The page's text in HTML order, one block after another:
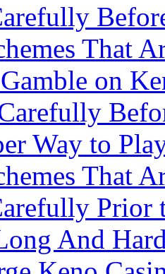
That
on
Way to
That
Prior
And